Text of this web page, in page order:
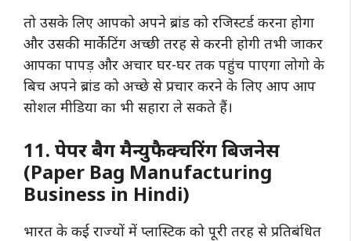
तो उसके लिए आपको अपने ब्रांड को रजिस्टर्ड करना होगा
और उसकी मार्केटिंग अच्छी तरह से करनी होगी तभी जाकर
आपका पापड़ और अचार घर-घर तक पहुंच पाएगा लोगो के
बिच अपने ब्रांड को अच्छे से प्रचार करने के लिए आप आप
सोशल मीडिया का भी सहारा ले सकते हैं।
11. पेपर बैग मैन्युफैक्चरिंग बिजनेस
(Paper Bag Manufacturing
Business in Hindi)
भारत के कई राज्यों में प्लास्टिक को पूरी तरह से प्रतिबंधित